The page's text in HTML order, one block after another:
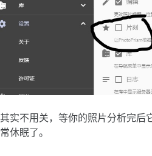
其实不用关，等你的照片分析完后
常休眠了。